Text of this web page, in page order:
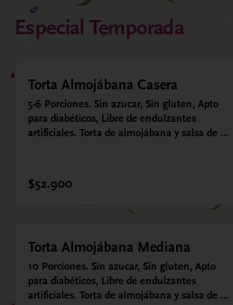
Especial Temporada
Torta Almojábana Casera
5-6 Porciones. Sin azucar, Sin gluten, Apto
para diabéticos, Libre de endulzantes
artificiales. Torta de almojábana y salsa de
alulosa, leche deslactosada, leche de coco,
vainilla. Salsa de guayaba: Guayaba y
$52.900
Torta Almojábana Mediana
10 Porciones. Sin azucar, Sin gluten, Apto
para diabéticos, Libre de endulzantes
artificiales. Torta de almojábana y salsa de